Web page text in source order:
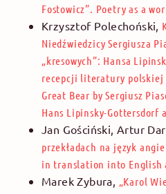
Fostowicz”. Poetry as a
Krzysztof Polechoński,
Niedźwiedzicy Sergiusza
„kresowych”: Hansa
recepcji literatury polskiej
Great Bear by Sergiusz
Hans Lipinsky-Gottersdorf
Jan Gościński, Artur
przekładach na język
in translation into English
Marek Zybura, „Karol